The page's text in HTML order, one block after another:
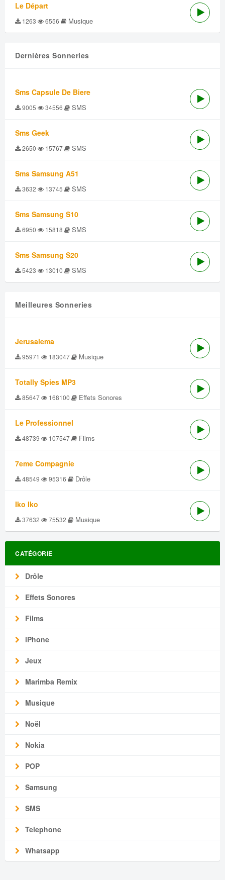
Le Départ
1263 6556 Musique
Dernières Sonneries
Sms Capsule De Biere
9005 34556 SMS
Sms Geek
2650 15767 SMS
Sms Samsung A51
3632 13745 SMS
Sms Samsung S10
6950 15818 SMS
Sms Samsung S20
5423 13010 SMS
Meilleures Sonneries
Jerusalema
95971 183047 Musique
Totally Spies MP3
85647 168100 Effets Sonores
Le Professionnel
48739 107547 Films
7eme Compagnie
48549 95316 Drôle
Iko Iko
37632 75532 Musique
CATÉGORIE
Drôle
Effets Sonores
Films
iPhone
Jeux
Marimba Remix
Musique
Noël
Nokia
POP
Samsung
SMS
Telephone
Whatsapp